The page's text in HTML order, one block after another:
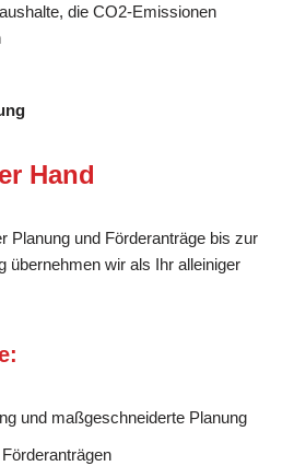
die CO2-Emissionen
Hand
Planung und Förderanträge bis zur
übernehmen wir als Ihr alleiniger
und maßgeschneiderte Planung